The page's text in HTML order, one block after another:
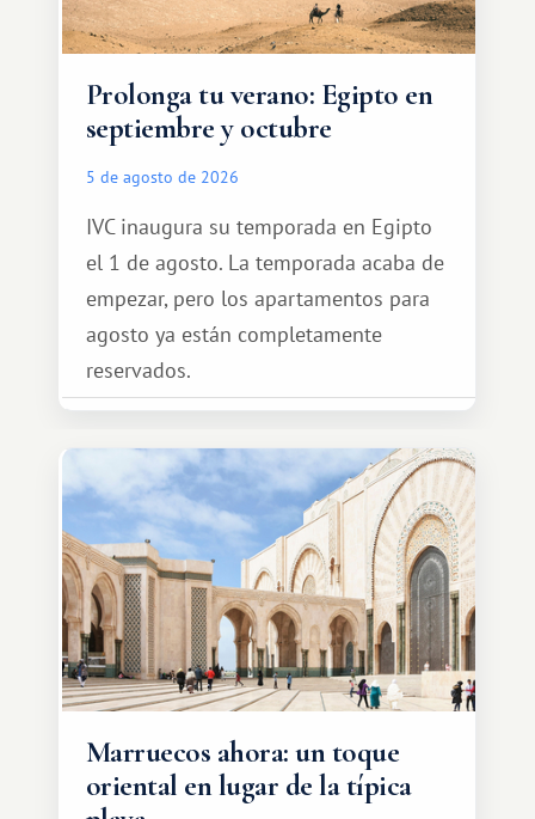
Prolonga tu verano: Egipto en
septiembre y octubre
5 de agosto de 2026
IVC inaugura su temporada en Egipto
el 1 de agosto. La temporada acaba de
empezar, pero los apartamentos para
agosto ya están completamente
reservados.
Marruecos ahora: un toque
oriental en lugar de la típica